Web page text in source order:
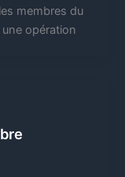
membres du
opération